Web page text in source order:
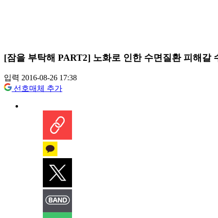
[잠을 부탁해 PART2] 노화로 인한 수면질환 피해갈
입력 2016-08-26 17:38
선호매체 추가